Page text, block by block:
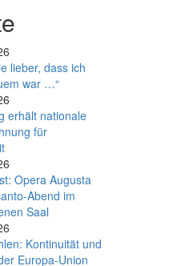
lieber, dass ich
war …“
erhält nationale
für
Opera Augusta
Abend im
Saal
Kontinuität und
Europa-Union